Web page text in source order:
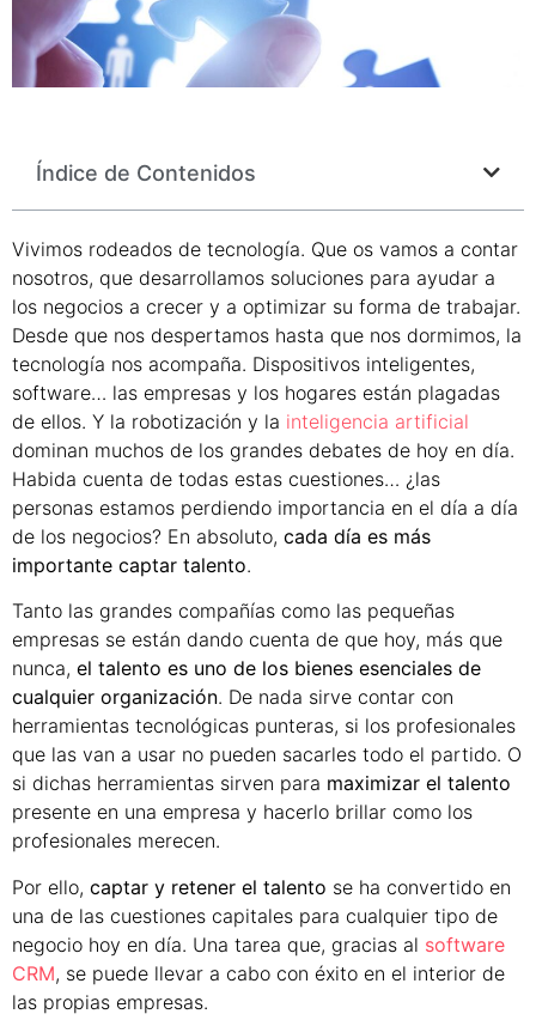
Índice de Contenidos
Vivimos rodeados de tecnología. Que os vamos a contar
nosotros, que desarrollamos soluciones para ayudar a
los negocios a crecer y a optimizar su forma de trabajar.
Desde que nos despertamos hasta que nos dormimos, la
tecnología nos acompaña. Dispositivos inteligentes,
software… las empresas y los hogares están plagadas
de ellos. Y la robotización y la inteligencia artificial
dominan muchos de los grandes debates de hoy en día.
Habida cuenta de todas estas cuestiones… ¿las
personas estamos perdiendo importancia en el día a día
de los negocios? En absoluto, cada día es más
importante captar talento.
Tanto las grandes compañías como las pequeñas
empresas se están dando cuenta de que hoy, más que
nunca, el talento es uno de los bienes esenciales de
cualquier organización. De nada sirve contar con
herramientas tecnológicas punteras, si los profesionales
que las van a usar no pueden sacarles todo el partido. O
si dichas herramientas sirven para maximizar el talento
presente en una empresa y hacerlo brillar como los
profesionales merecen.
Por ello, captar y retener el talento se ha convertido en
una de las cuestiones capitales para cualquier tipo de
negocio hoy en día. Una tarea que, gracias al software
CRM, se puede llevar a cabo con éxito en el interior de
las propias empresas.